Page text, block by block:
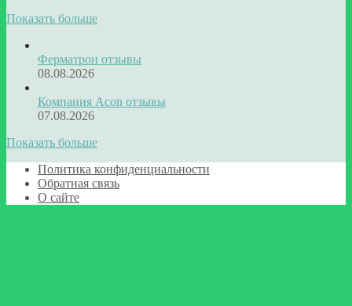
Показать больше
Ферматрон отзывы
08.08.2026
Компания Acon отзывы
07.08.2026
Показать больше
Политика конфиденциальности
Обратная связь
О сайте